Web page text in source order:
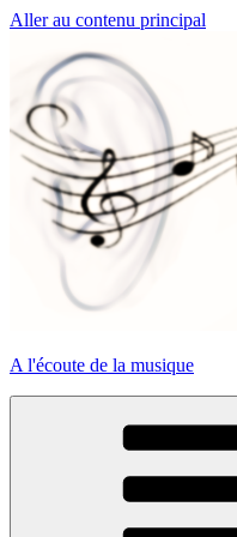
Aller au contenu principal
A l'écoute de la musique